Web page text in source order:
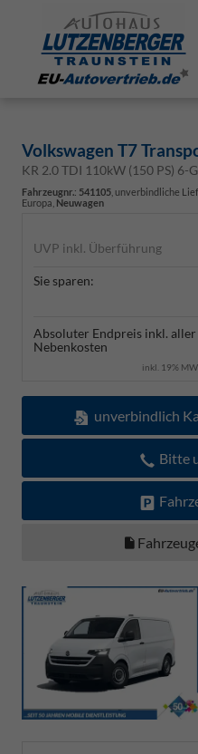
Volkswagen T7
KR 2.0 TDI 110kW (150 PS) 6-
Fahrzeugnr.: 541105 , unverbindliche
Europa, Neuwagen
UVP inkl. Überführung
Sie sparen:
Absoluter Endpreis inkl. aller
Nebenkosten
inkl. 19%
unverbindlich
Bitte